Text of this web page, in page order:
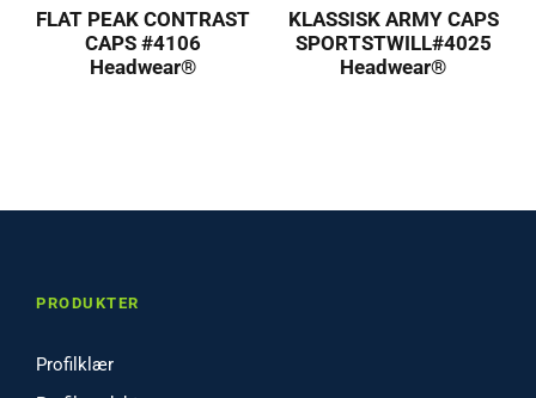
FLAT PEAK CONTRAST
CAPS #4106
Headwear®
KLASSISK ARMY CAPS
SPORTSTWILL#4025
Headwear®
PRODUKTER
Profilklær